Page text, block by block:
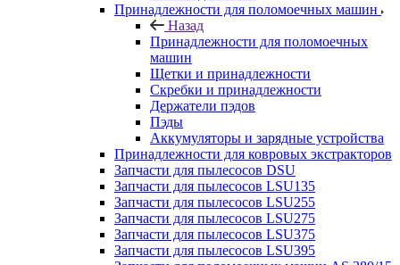
Принадлежности для поломоечных машин
Назад
Принадлежности для поломоечных
машин
Щетки и принадлежности
Скребки и принадлежности
Держатели пэдов
Пэды
Аккумуляторы и зарядные устройства
Принадлежности для ковровых экстракторов
Запчасти для пылесосов DSU
Запчасти для пылесосов LSU135
Запчасти для пылесосов LSU255
Запчасти для пылесосов LSU275
Запчасти для пылесосов LSU375
Запчасти для пылесосов LSU395